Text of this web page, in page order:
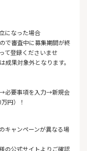
になった場合
で審査中に募集期間が終
て登録くださいませ
果対象外となります。
必要事項を入力→新規会
円）！
キャンペーンが異なる場
の公式サイトよりご確認